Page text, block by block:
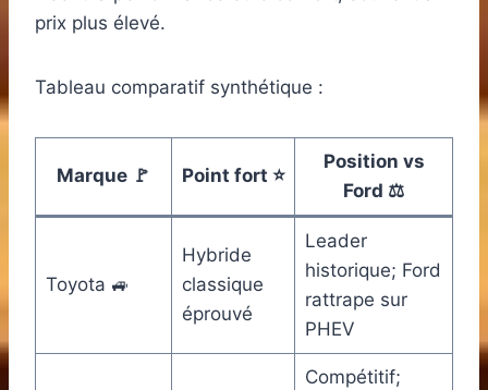
prix plus élevé.
Tableau comparatif synthétique :
Marque 🚩 Point fort ⭐
Position vs
Ford ⚖️
Toyota 🚙
Hybride
classique
éprouvé
Leader
historique; Ford
rattrape sur
PHEV
Compétitif;